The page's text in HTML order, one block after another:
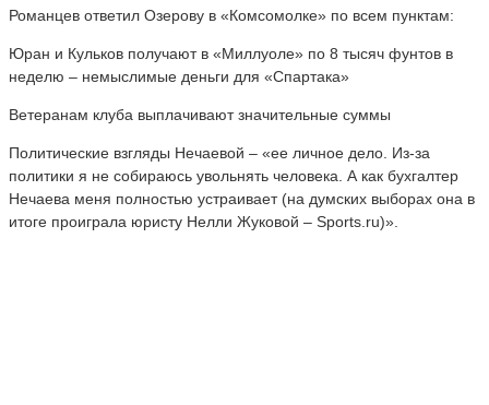
Романцев ответил Озерову в «Комсомолке» по всем пунктам:
Юран и Кульков получают в «Миллуоле» по 8 тысяч фунтов в
неделю – немыслимые деньги для «Спартака»
Ветеранам клуба выплачивают значительные суммы
Политические взгляды Нечаевой – «ее личное дело. Из-за
политики я не собираюсь увольнять человека. А как бухгалтер
Нечаева меня полностью устраивает (на думских выборах она в
итоге проиграла юристу Нелли Жуковой – Sports.ru)».